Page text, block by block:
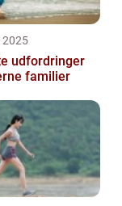
2025
udfordringer
familier